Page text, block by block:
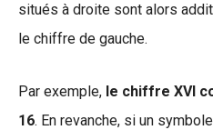
situés à droite sont alors
le chiffre de gauche.
Par exemple, le chiffre XVI
16. En revanche, si un